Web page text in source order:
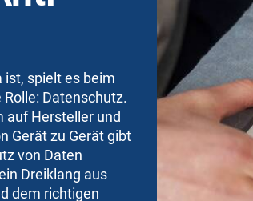
ist, spielt es beim
Datenschutz.
auf Hersteller und
Gerät zu Gerät gibt
von Daten
Dreiklang aus
dem richtigen